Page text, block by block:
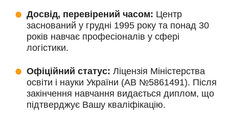
Досвід, перевірений часом: Центр
заснований у грудні 1995 року та понад 30
років навчає професіоналів у сфері
логістики.
Офіційний статус: Ліцензія Міністерства
освіти і науки України (АВ №5861491). Після
закінчення навчання видається диплом, що
підтверджує Вашу кваліфікацію.